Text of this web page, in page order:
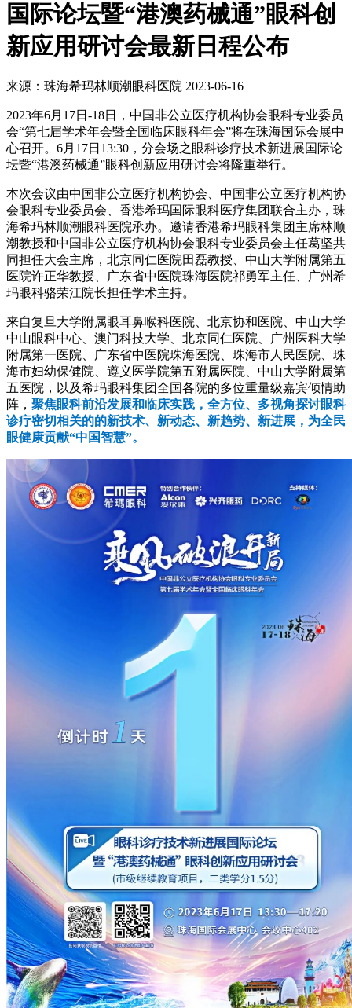
国际论坛暨“港澳药械通”眼科创
新应用研讨会最新日程公布
来源：珠海希玛林顺潮眼科医院 2023-06-16
2023年6月17日-18日，中国非公立医疗机构协会眼科专业委员
会“第七届学术年会暨全国临床眼科年会”将在珠海国际会展中
心召开。6月17日13:30，分会场之眼科诊疗技术新进展国际论
坛暨“港澳药械通”眼科创新应用研讨会将隆重举行。
本次会议由中国非公立医疗机构协会、中国非公立医疗机构协
会眼科专业委员会、香港希玛国际眼科医疗集团联合主办，珠
海希玛林顺潮眼科医院承办。邀请香港希玛眼科集团主席林顺
潮教授和中国非公立医疗机构协会眼科专业委员会主任葛坚共
同担任大会主席，北京同仁医院田磊教授、中山大学附属第五
医院许正华教授、广东省中医院珠海医院祁勇军主任、广州希
玛眼科骆荣江院长担任学术主持。
来自复旦大学附属眼耳鼻喉科医院、北京协和医院、中山大学
中山眼科中心、澳门科技大学、北京同仁医院、广州医科大学
附属第一医院、广东省中医院珠海医院、珠海市人民医院、珠
海市妇幼保健院、遵义医学院第五附属医院、中山大学附属第
五医院，以及希玛眼科集团全国各院的多位重量级嘉宾倾情助
阵， 聚焦眼科前沿发展和临床实践，全方位、多视角探讨眼科
诊疗密切相关的的新技术、新动态、新趋势、新进展，为全民
眼健康贡献“中国智慧”。